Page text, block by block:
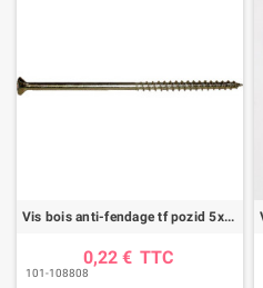
Vis bois anti-fendage tf pozid 5x80 zingue (boite de 250)
0,22 € TTC
101-108808